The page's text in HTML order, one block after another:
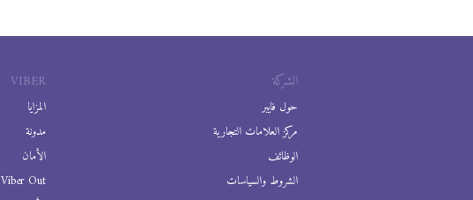
VIBER
المزايا
مدونة
الأمان
Viber Out
الشركة
حول فايبر
مركز العلامات التجارية
الوظائف
الشروط والسياسات